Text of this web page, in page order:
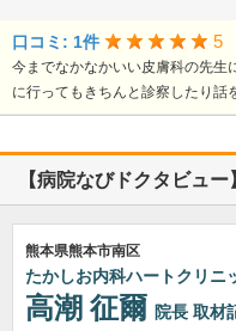
口コミ: 1件 5
今までなかなかいい皮膚科の先生
に行ってもきちんと診察したり話
【病院なびドクタビュ
熊本県熊本市南区
たかしお内科ハートクリニ
高潮 征爾 院長 取材